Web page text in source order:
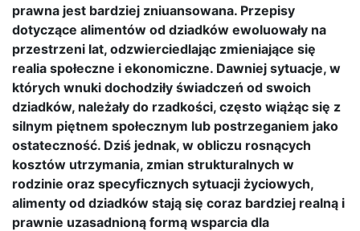
prawna jest bardziej zniuansowana. Przepisy
dotyczące alimentów od dziadków ewoluowały na
przestrzeni lat, odzwierciedlając zmieniające się
realia społeczne i ekonomiczne. Dawniej sytuacje, w
których wnuki dochodziły świadczeń od swoich
dziadków, należały do rzadkości, często wiążąc się z
silnym piętnem społecznym lub postrzeganiem jako
ostateczność. Dziś jednak, w obliczu rosnących
kosztów utrzymania, zmian strukturalnych w
rodzinie oraz specyficznych sytuacji życiowych,
alimenty od dziadków stają się coraz bardziej realną i
prawnie uzasadnioną formą wsparcia dla